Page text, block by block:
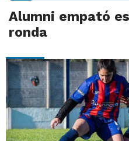
Alumni empató
ronda